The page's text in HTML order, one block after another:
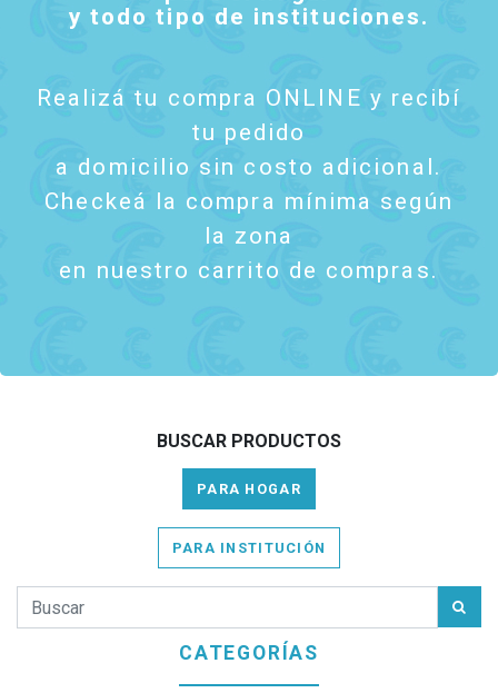
y todo tipo de instituciones.
Realizá tu compra ONLINE y recibí
tu pedido
a domicilio sin costo adicional.
Checkeá la compra mínima según
la zona
en nuestro carrito de compras.
BUSCAR PRODUCTOS
PARA HOGAR
PARA INSTITUCIÓN
CATEGORÍAS